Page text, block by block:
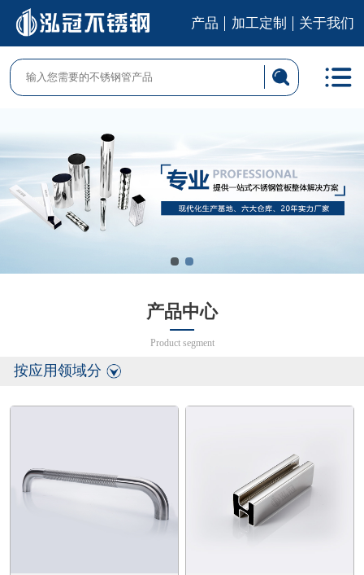
产品 加工定制 关于我们
产品中心
Product segment
按应用领域分